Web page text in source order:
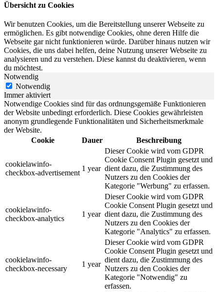
Übersicht zu Cookies
Wir benutzen Cookies, um die Bereitstellung unserer Webseite zu
ermöglichen. Es gibt notwendige Cookies, ohne deren Hilfe die
Webseite gar nicht funktionieren würde. Darüber hinaus nutzen wir
Cookies, die uns dabei helfen, deine Nutzung unserer Webseite zu
analysieren und zu verstehen. Diese kannst du deaktivieren, wenn
du möchtest.
Notwendig
Notwendig
Immer aktiviert
Notwendige Cookies sind für das ordnungsgemäße Funktionieren
der Website unbedingt erforderlich. Diese Cookies gewährleisten
anonym grundlegende Funktionalitäten und Sicherheitsmerkmale
der Website.
Cookie
Dauer Beschreibung
cookielawinfo-
checkbox-advertisement
1 year
Dieser Cookie wird vom GDPR
Cookie Consent Plugin gesetzt und
dient dazu, die Zustimmung des
Nutzers zu den Cookies der
Kategorie "Werbung" zu erfassen.
cookielawinfo-
checkbox-analytics
1 year
Dieser Cookie wird vom GDPR
Cookie Consent Plugin gesetzt und
dient dazu, die Zustimmung des
Nutzers zu den Cookies der
Kategorie "Analytics" zu erfassen.
cookielawinfo-
checkbox-necessary
1 year
Dieser Cookie wird vom GDPR
Cookie Consent Plugin gesetzt und
dient dazu, die Zustimmung des
Nutzers zu den Cookies der
Kategorie "Notwendig" zu
erfassen.